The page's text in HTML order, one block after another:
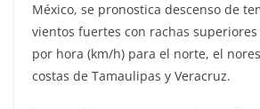
México, se pronostica descenso de
vientos fuertes con rachas
por hora (km/h) para el norte, el
costas de Tamaulipas y Veracruz.